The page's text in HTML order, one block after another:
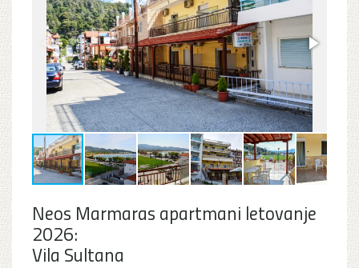
Neos Marmaras apartmani letovanje
2026:
Vila Sultana